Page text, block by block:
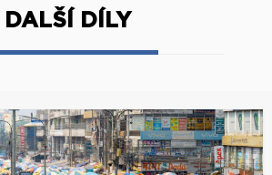
DALŠÍ DÍLY